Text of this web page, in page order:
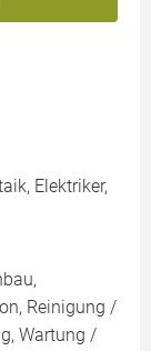
Elektriker,
Reinigung /
Wartung /